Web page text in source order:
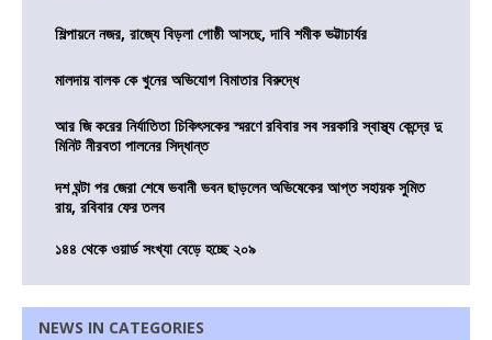
শিল্পায়নে নজর, রাজ্যে বিড়লা গোষ্ঠী আসছে, দাবি শমীক ভট্টাচার্যর
মালদায় বালক কে খুনের অভিযোগ বিমাতার বিরুদ্ধে
আর জি করের নির্যাতিতা চিকিৎসকের স্মরণে রবিবার সব সরকারি স্বাস্থ্য কেন্দ্রে দু
মিনিট নীরবতা পালনের সিদ্ধান্ত
দশ ঘন্টা পর জেরা শেষে ভবানী ভবন ছাড়লেন অভিষেকের আপ্ত সহায়ক সুমিত
রায়, রবিবার ফের তলব
১৪৪ থেকে ওয়ার্ড সংখ্যা বেড়ে হচ্ছে ২০৯
NEWS IN CATEGORIES